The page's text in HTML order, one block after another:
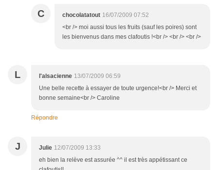
C chocolatatout 16/07/2009 07:52
<br /> moi aussi tous les fruits (sauf les poires) sont
les bienvenus dans mes clafoutis !<br /> <br /> <br />
L l'alsacienne 13/07/2009 06:59
Une belle recette à essayer de toute urgence!<br /> Merci et
bonne semaine<br /> Caroline
Répondre
J Julie 12/07/2009 13:33
eh bien la relève est assurée ^^ il est très appétissant ce